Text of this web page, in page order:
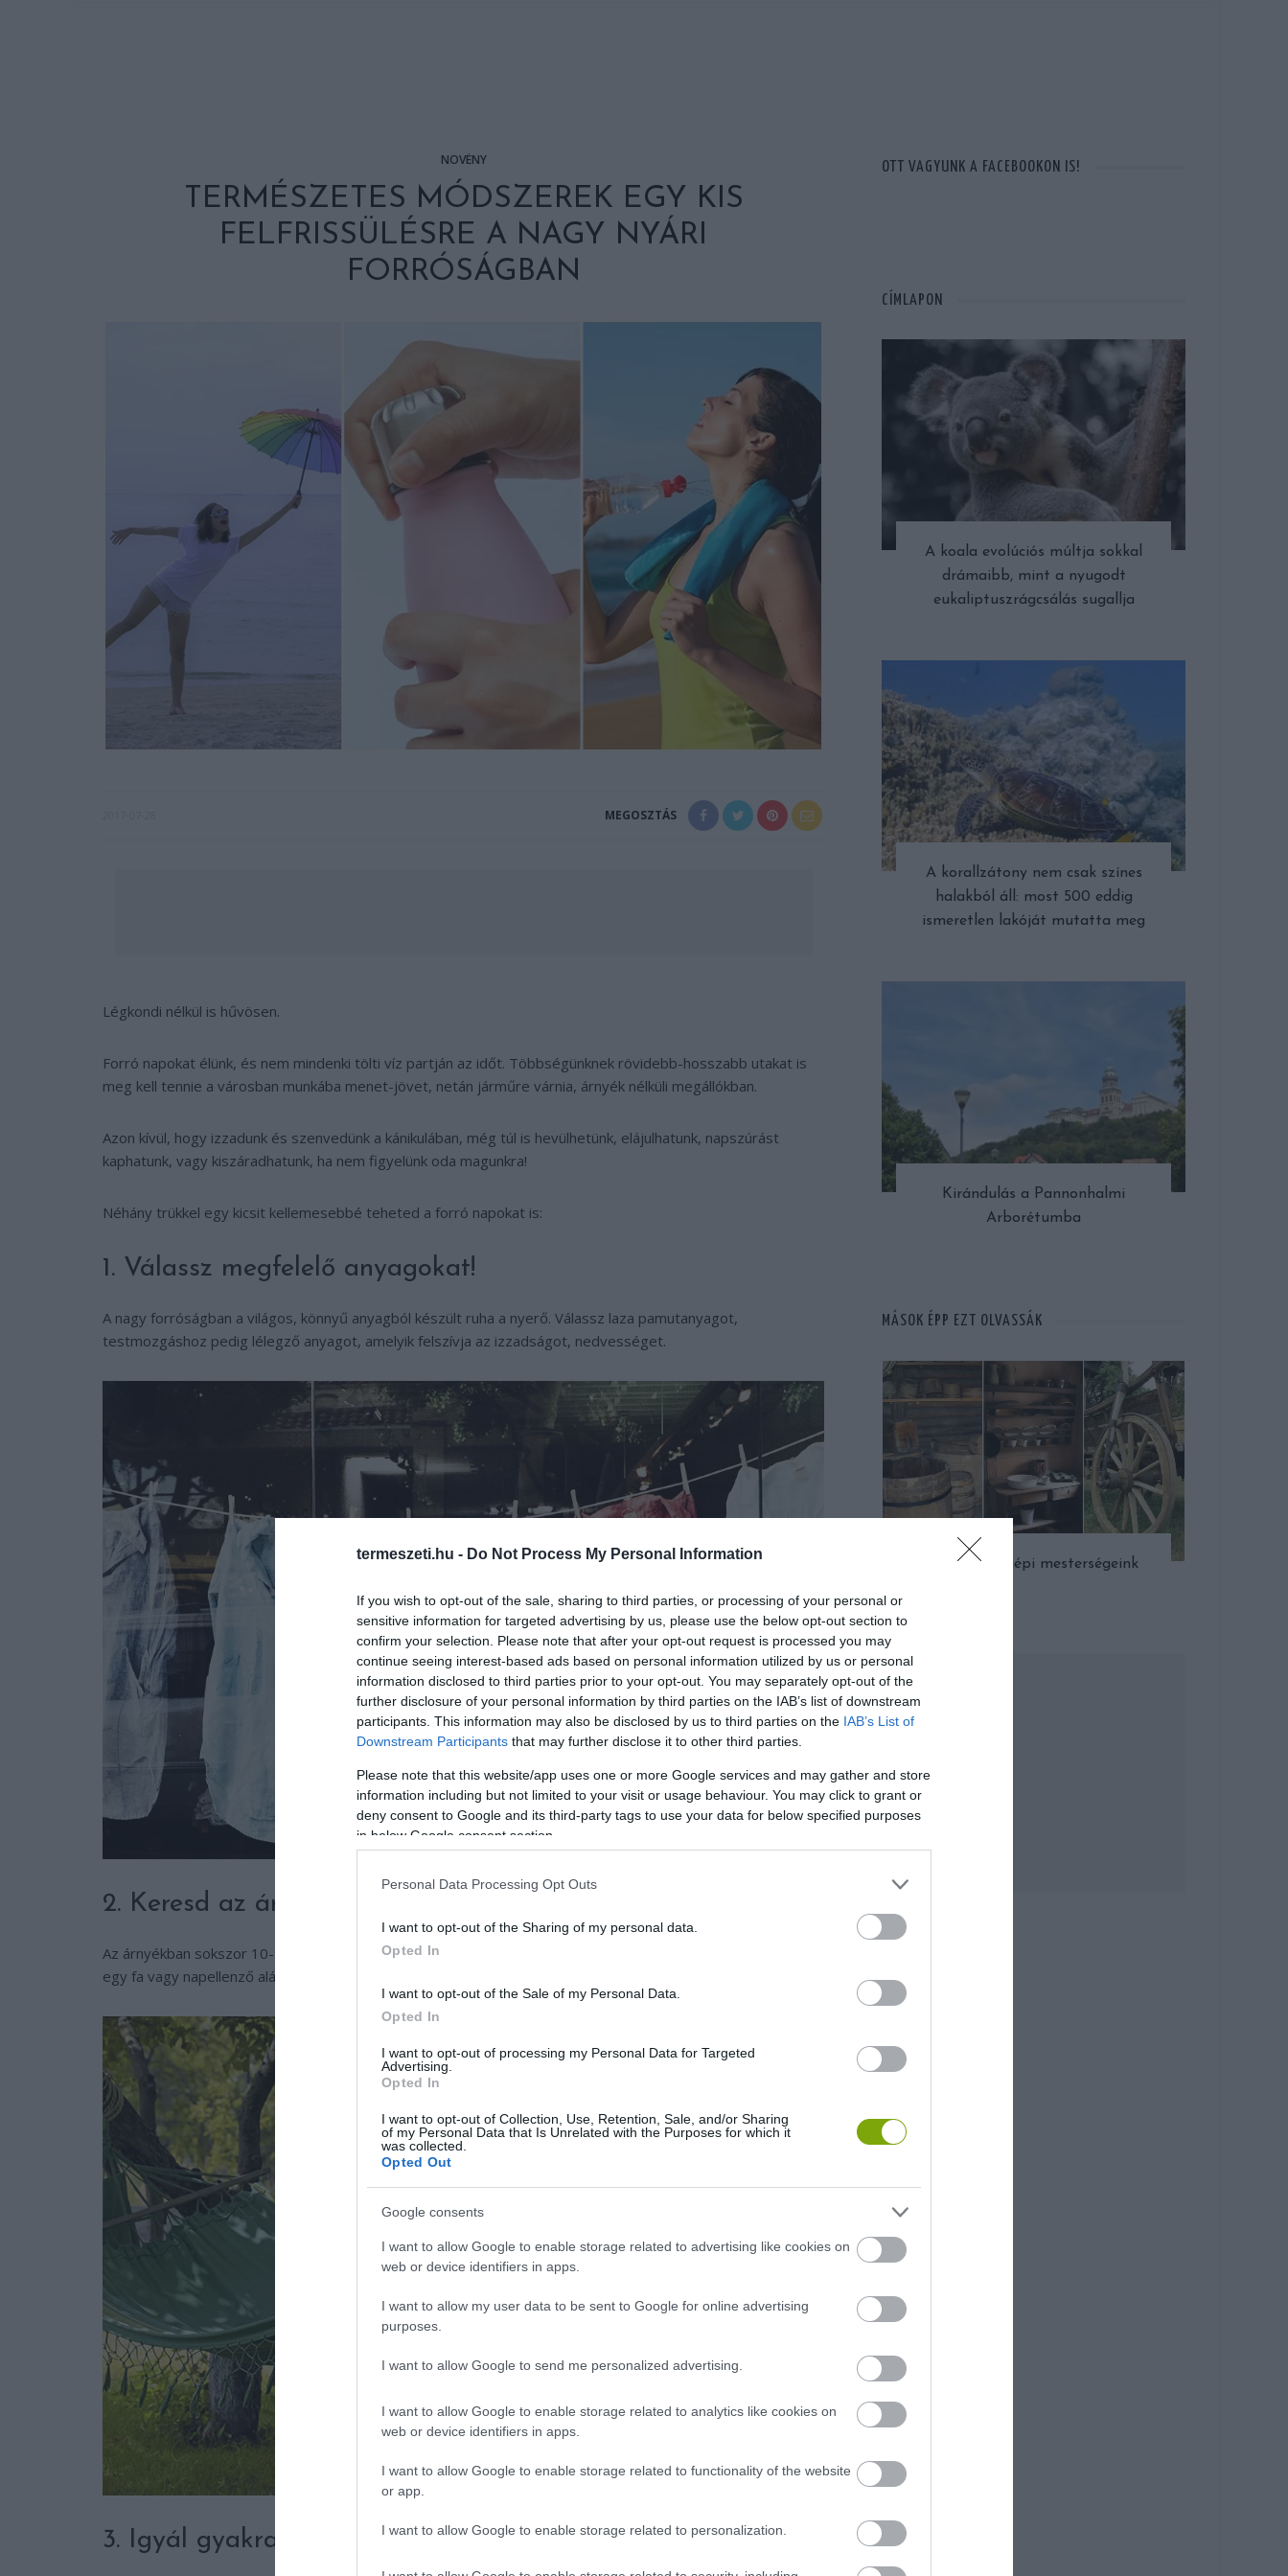
termeszeti.hu - Do Not Process My Personal Information
If you wish to opt-out of the sale, sharing to third parties, or processing of your personal or
sensitive information for targeted advertising by us, please use the below opt-out section to
confirm your selection. Please note that after your opt-out request is processed you may
continue seeing interest-based ads based on personal information utilized by us or personal
information disclosed to third parties prior to your opt-out. You may separately opt-out of the
further disclosure of your personal information by third parties on the IAB’s list of downstream
participants. This information may also be disclosed by us to third parties on the IAB’s List of
Downstream Participants that may further disclose it to other third parties.
Please note that this website/app uses one or more Google services and may gather and store
information including but not limited to your visit or usage behaviour. You may click to grant or
deny consent to Google and its third-party tags to use your data for below specified purposes
in below Google consent section.
Personal Data Processing Opt Outs
I want to opt-out of the Sharing of my personal data.
Opted In
I want to opt-out of the Sale of my Personal Data.
Opted In
I want to opt-out of processing my Personal Data for Targeted
Advertising.
Opted In
I want to opt-out of Collection, Use, Retention, Sale, and/or Sharing
of my Personal Data that Is Unrelated with the Purposes for which it
was collected.
Opted Out
Google consents
I want to allow Google to enable storage related to advertising like cookies on
web or device identifiers in apps.
I want to allow my user data to be sent to Google for online advertising
purposes.
I want to allow Google to send me personalized advertising.
I want to allow Google to enable storage related to analytics like cookies on
web or device identifiers in apps.
I want to allow Google to enable storage related to functionality of the website
or app.
I want to allow Google to enable storage related to personalization.
NÖVÉNY
TERMÉSZETES MÓDSZEREK EGY KIS
FELFRISSÜLÉSRE A NAGY NYÁRI
FORRÓSÁGBAN
MEGOSZTÁS
Légkondi nélkül is hűvösen.
Forró napokat élünk, és nem mindenki tölti víz partján az időt. Többségünknek rövidebb-hosszabb utakat is
meg kell tennie a városban munkába menet-jövet, netán járműre várnia, árnyék nélküli megállókban.
Azon kívül, hogy izzadunk és szenvedünk a kánikulában, még túl is hevülhetünk, elájulhatunk, napszúrást
kaphatunk, vagy kiszáradhatunk, ha nem figyelünk oda magunkra!
Néhány trükkel egy kicsit kellemesebbé teheted a forró napokat is:
1. Válassz megfelelő anyagokat!
A nagy forróságban a világos, könnyű anyagból készült ruha a nyerő. Válassz laza pamutanyagot,
testmozgáshoz pedig lélegző anyagot, amelyik felszívja az izzadságot, nedvességet.
2. Keresd az árnyékot!
Az árnyékban sokszor 10-15 fokkal is hűvösebbnek érezzük a hőmérsékletet. Ha teheted, gyakran húzódj
egy fa vagy napellenző alá.
3. Igyál gyakran és válaszd a megfelelő poharat!
OTT VAGYUNK A FACEBOOKON IS!
CÍMLAPON
A koala evolúciós múltja sokkal
drámaibb, mint a nyugodt
eukaliptuszrágcsálás sugallja
A korallzátony nem csak színes
halakból áll: most 500 eddig
ismeretlen lakóját mutatta meg
Kirándulás a Pannonhalmi
Arborétumba
MÁSOK ÉPP EZT OLVASSÁK
Elfelejtett népi mesterségeink